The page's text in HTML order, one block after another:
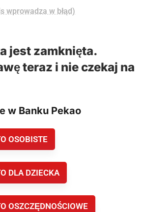
wprowadza w błąd)
jest zamknięta.
teraz i nie czekaj na
w Banku Pekao
OSOBISTE
DLA DZIECKA
OSZCZĘDNOŚCIOWE